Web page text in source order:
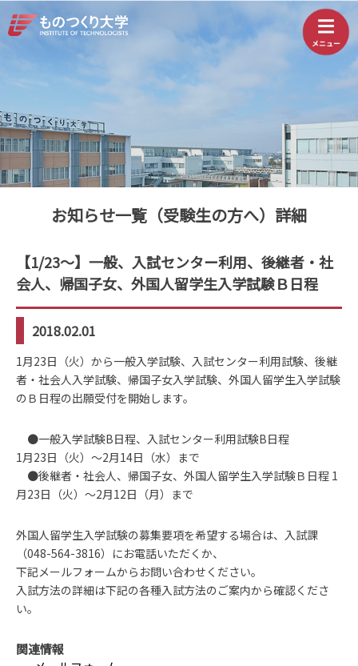
お知らせ一覧（受験生の方へ）詳細
【1/23～】一般、入試センター利用、後継者・社
会人、帰国子女、外国人留学生入学試験Ｂ日程
2018.02.01
1月23日（火）から一般入学試験、入試センター利用試験、後継
者・社会人入学試験、帰国子女入学試験、外国人留学生入学試験
のＢ日程の出願受付を開始します。
●一般入学試験B日程、入試センター利用試験B日程
1月23日（火）～2月14日（水）まで
●後継者・社会人、帰国子女、外国人留学生入学試験Ｂ日程 1
月23日（火）～2月12日（月）まで
外国人留学生入学試験の募集要項を希望する場合は、入試課
（048-564-3816）にお電話いただくか、
下記メールフォームからお問い合わせください。
入試方法の詳細は下記の各種入試方法のご案内から確認くださ
い。
関連情報